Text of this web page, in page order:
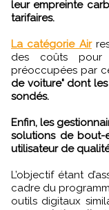
leur empreinte
tarifaires.
La catégorie Air
des coûts pour
préoccupées par
de voiture" dont
sondés.
Enfin, les
solutions de bout-
utilisateur de
L’objectif étant
cadre du
outils digitaux